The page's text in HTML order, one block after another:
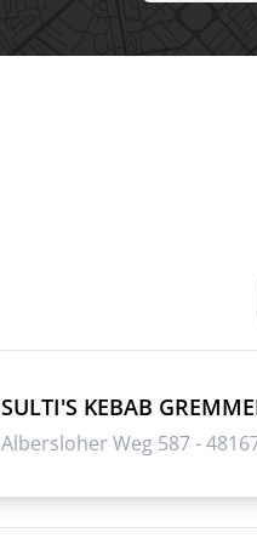
SULTI'S KEBAB
Albersloher Weg 587 -